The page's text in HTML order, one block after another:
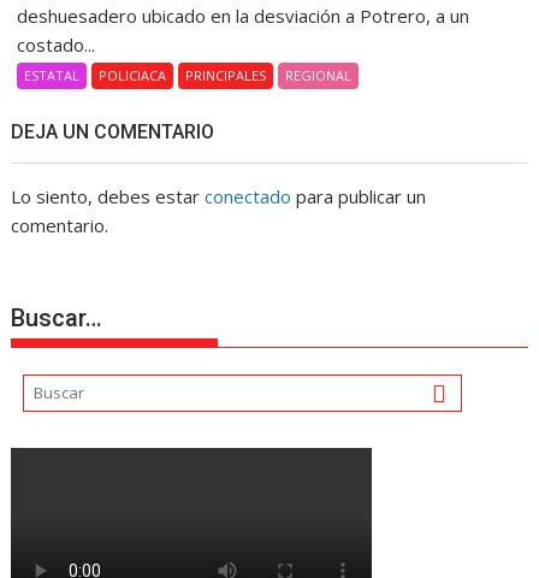
deshuesadero ubicado en la desviación a Potrero, a un
costado...
ESTATAL POLICIACA PRINCIPALES REGIONAL
DEJA UN COMENTARIO
Lo siento, debes estarconectado para publicar un
comentario.
Buscar…